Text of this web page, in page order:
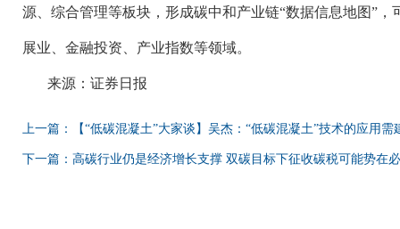
源、综合管理等板块，形成碳中和产业链“数据信息地图”
展业、金融投资、产业指数等领域。
来源：证券日报
上一篇：【“低碳混凝土”大家谈】吴杰：“低碳混凝土”技术的应用需
下一篇：高碳行业仍是经济增长支撑 双碳目标下征收碳税可能势在